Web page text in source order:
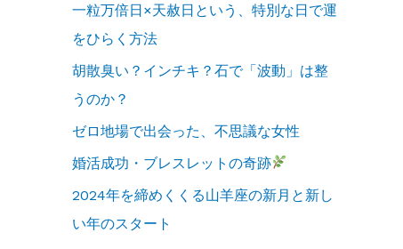
一粒万倍日×天赦日という、特別な日で運
をひらく方法
胡散臭い？インチキ？石で「波動」は整
うのか？
ゼロ地場で出会った、不思議な女性
婚活成功・ブレスレットの奇跡
2024年を締めくくる山羊座の新月と新し
い年のスタート